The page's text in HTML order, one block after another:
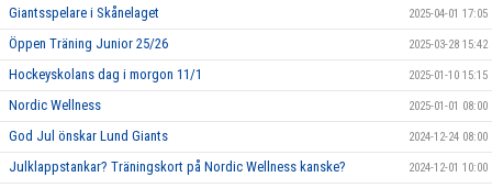
Giantsspelare i Skånelaget 2025-04-01 17:05
Öppen Träning Junior 25/26 2025-03-28 15:42
Hockeyskolans dag i morgon 11/1 2025-01-10 15:15
Nordic Wellness 2025-01-01 08:00
God Jul önskar Lund Giants 2024-12-24 08:00
Julklappstankar? Träningskort på Nordic Wellness kanske? 2024-12-01 10:00